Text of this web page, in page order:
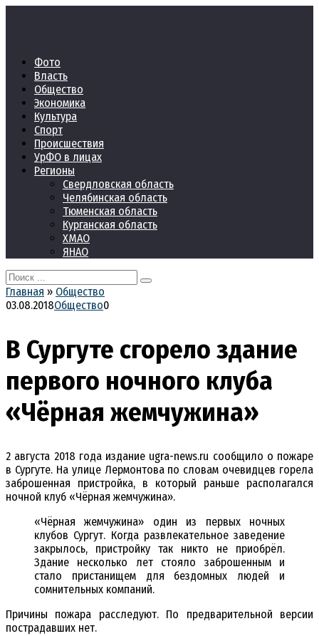
Фото
Власть
Общество
Экономика
Культура
Спорт
Происшествия
УрФО в лицах
Регионы
Свердловская область
Челябинская область
Тюменская область
Курганская область
ХМАО
ЯНАО
Search
for:
Главная » Общество
03.08.2018Общество0
В Сургуте сгорело здание
первого ночного клуба
«Чёрная жемчужина»
2 августа 2018 года издание ugra-news.ru сообщило о пожаре
в Сургуте. На улице Лермонтова по словам очевидцев горела
заброшенная пристройка, в который раньше располагался
ночной клуб «Чёрная жемчужина».
«Чёрная жемчужина» один из первых ночных
клубов Сургут. Когда развлекательное заведение
закрылось, пристройку так никто не приобрёл.
Здание несколько лет стояло заброшенным и
стало пристанищем для бездомных людей и
сомнительных компаний.
Причины пожара расследуют. По предварительной версии
пострадавших нет.